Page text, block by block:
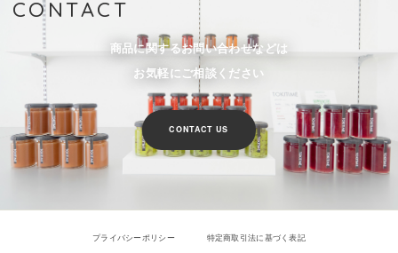
CONTACT
商品に関するお問い合わせなどは
お気軽にご相談ください
CONTACT US
プライバシーポリシー 特定商取引法に基づく表記